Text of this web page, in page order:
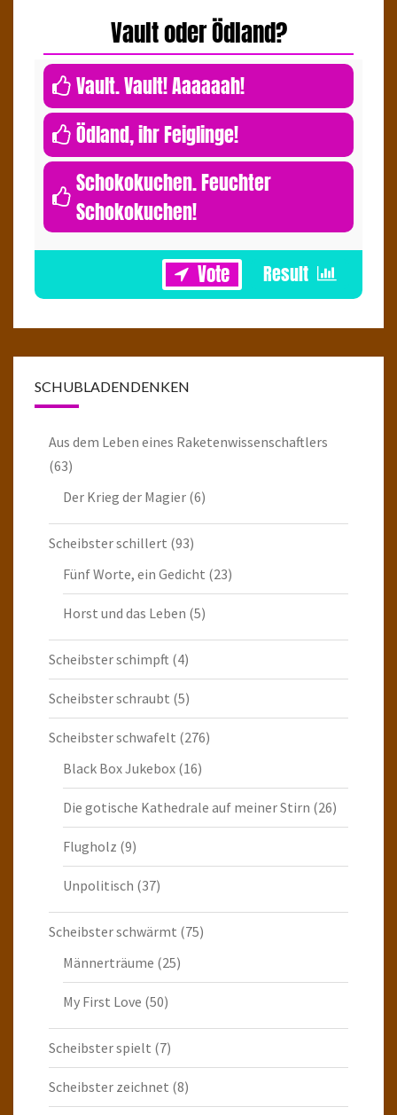
Vault oder Ödland?
Vault. Vault! Aaaaaah!
Ödland, ihr Feiglinge!
Schokokuchen. Feuchter
Schokokuchen!
SCHUBLADENDENKEN
Aus dem Leben eines Raketenwissenschaftlers
(63)
Der Krieg der Magier (6)
Scheibster schillert (93)
Fünf Worte, ein Gedicht (23)
Horst und das Leben (5)
Scheibster schimpft (4)
Scheibster schraubt (5)
Scheibster schwafelt (276)
Black Box Jukebox (16)
Die gotische Kathedrale auf meiner Stirn (26)
Flugholz (9)
Unpolitisch (37)
Scheibster schwärmt (75)
Männerträume (25)
My First Love (50)
Scheibster spielt (7)
Scheibster zeichnet (8)